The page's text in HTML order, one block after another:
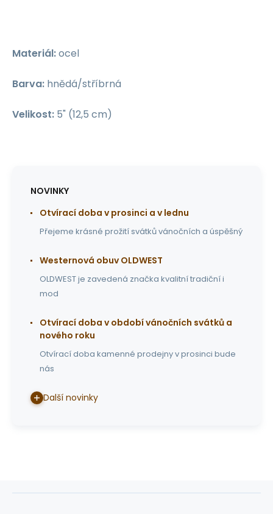
Materiál:ocel
Barva: hnědá/stříbrná
Velikost: 5" (12,5 cm)
NOVINKY
Otvírací doba v prosinci a v lednu
Přejeme krásné prožití svátků vánočních a úspěšný
Westernová obuv OLDWEST
OLDWEST je zavedená značka kvalitní tradiční i
mod
Otvírací doba v období vánočních svátků a
nového roku
Otvírací doba kamenné prodejny v prosinci bude
nás
Další novinky